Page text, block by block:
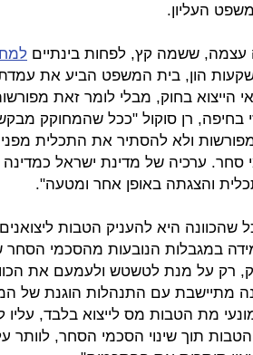
העליון.
ששמה קץ, לפחות בינתיים
הון, בית המשפט הביע את עמדתו
הייצוא בחוק, מבלי לומר זאת
רן סוקול "ככל שהמחוקק
מפורשות ולא להסתיר את התכלית
ערכיה של מדינת ישראל כמדינה
והצגתה באופן אחר ומטעה".
שהכוונה היא להעניק הטבות
במגבלות הנובעות מהסכמי
רק על מנת לטשטש ולעמעם את
מתיישבת עם התנהלות הוגנת של
מת הטבות מס לייצוא בלבד, עליו
תוך שינוי הסכמי הסחר,